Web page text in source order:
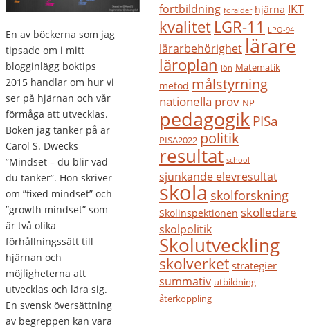
En av böckerna som jag
tipsade om i mitt
blogginlägg boktips
2015 handlar om hur vi
ser på hjärnan och vår
förmåga att utvecklas.
Boken jag tänker på är
Carol S. Dwecks
”Mindset – du blir vad
du tänker”. Hon skriver
om ”fixed mindset” och
”growth mindset” som
är två olika
förhållningssätt till
hjärnan och
möjligheterna att
utvecklas och lära sig.
En svensk översättning
av begreppen kan vara
fortbildning förälder hjärna IKT
kvalitet LGR-11 LPO-94
lärarbehörighet lärare
läroplan lön Matematik
metod målstyrning
nationella prov NP
pedagogikPISa
PISA2022 politik
resultat school
sjunkande elevresultat
skola skolforskning
Skolinspektionen skolledare
skolpolitik
Skolutveckling
skolverket strategier
summativ utbildning
återkoppling